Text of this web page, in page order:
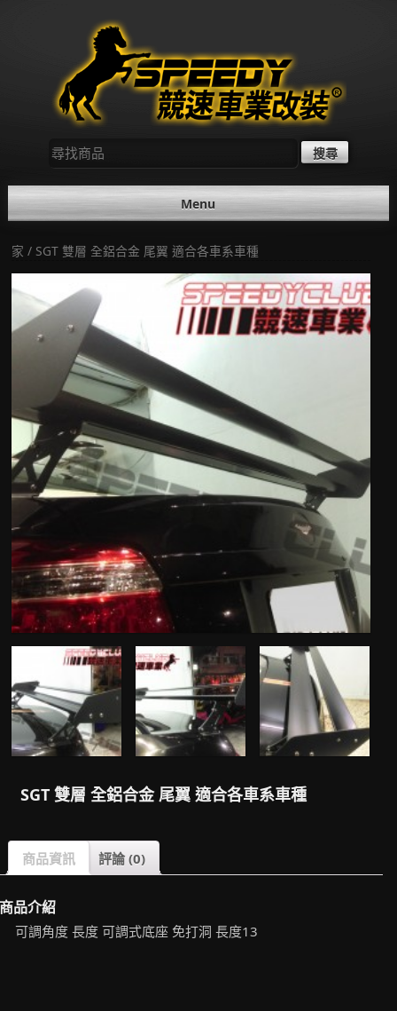
尋
找：
Menu
家 / SGT 雙層 全鋁合金 尾翼 適合各車系車種
SGT 雙層 全鋁合金 尾翼 適合各車系車種
商品資訊 評論 (0)
品介紹
可調角度 長度 可調式底座 免打洞 長度13